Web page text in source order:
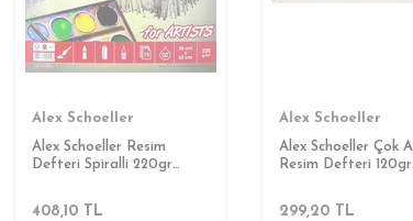
Alex Schoeller
Alex Schoeller Resim
Defteri Spiralli 220gr
408,10 TL
Alex Schoeller
Alex Schoeller Çok
Resim Defteri 120gr
299,20 TL